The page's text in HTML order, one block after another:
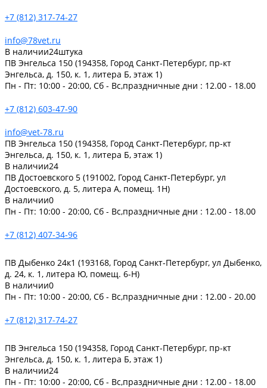
+7 (812) 317-74-27
info@78vet.ru
В наличии24штука
ПВ Энгельса 150 (194358, Город Санкт-Петербург, пр-кт
Энгельса, д. 150, к. 1, литера Б, этаж 1)
Пн - Пт: 10:00 - 20:00, Сб - Вс,праздничные дни : 12.00 - 18.00
+7 (812) 603-47-90
info@vet-78.ru
ПВ Энгельса 150 (194358, Город Санкт-Петербург, пр-кт
Энгельса, д. 150, к. 1, литера Б, этаж 1)
В наличии24
ПВ Достоевского 5 (191002, Город Санкт-Петербург, ул
Достоевского, д. 5, литера А, помещ. 1Н)
В наличии0
Пн - Пт: 10:00 - 20:00, Сб - Вс,праздничные дни : 12.00 - 18.00
+7 (812) 407-34-96
ПВ Дыбенко 24к1 (193168, Город Санкт-Петербург, ул Дыбенко,
д. 24, к. 1, литера Ю, помещ. 6-Н)
В наличии0
Пн - Пт: 10:00 - 20:00, Сб - Вс,праздничные дни : 12.00 - 20.00
+7 (812) 317-74-27
ПВ Энгельса 150 (194358, Город Санкт-Петербург, пр-кт
Энгельса, д. 150, к. 1, литера Б, этаж 1)
В наличии24
Пн - Пт: 10:00 - 20:00, Сб - Вс,праздничные дни : 12.00 - 18.00